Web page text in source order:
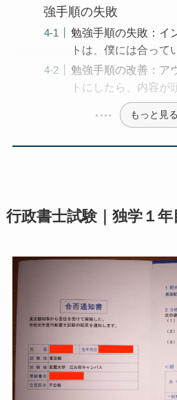
強手順の失敗
勉強手順の失敗：イ
トは、僕には合って
勉強手順の改善：ア
トにしたら、内容が
もっと見る
行政書士試験｜独学１